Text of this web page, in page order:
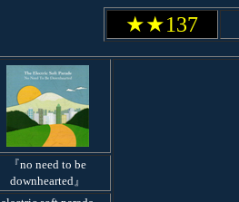
★★137
『no need to be
downhearted』